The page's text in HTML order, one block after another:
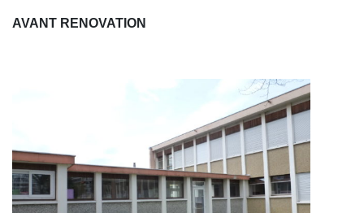
AVANT RENOVATION